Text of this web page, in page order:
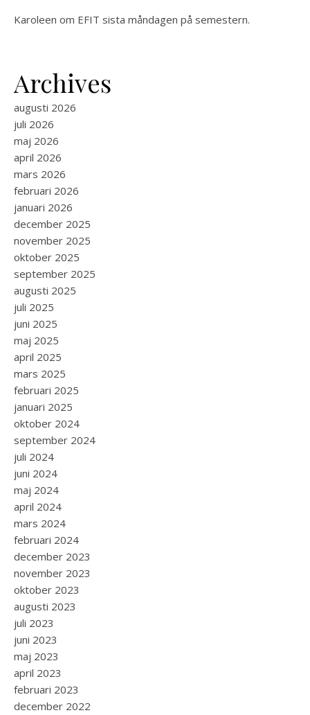
Karoleen om EFIT sista måndagen på semestern.
Archives
augusti 2026
juli 2026
maj 2026
april 2026
mars 2026
februari 2026
januari 2026
december 2025
november 2025
oktober 2025
september 2025
augusti 2025
juli 2025
juni 2025
maj 2025
april 2025
mars 2025
februari 2025
januari 2025
oktober 2024
september 2024
juli 2024
juni 2024
maj 2024
april 2024
mars 2024
februari 2024
december 2023
november 2023
oktober 2023
augusti 2023
juli 2023
juni 2023
maj 2023
april 2023
februari 2023
december 2022